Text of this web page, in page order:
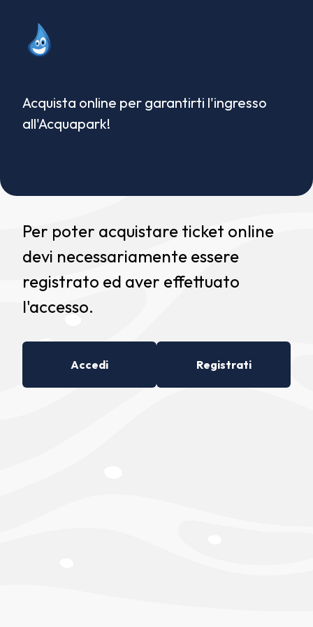
Acquista online per garantirti l'ingresso
all'Acquapark!
Per poter acquistare ticket online
devi necessariamente essere
registrato ed aver effettuato
l'accesso.
Accedi Registrati